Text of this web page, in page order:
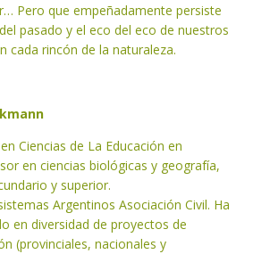
Pero que empeñadamente persiste
pasado y el eco del eco de nuestros
cada rincón de la naturaleza.
Ciencias de La Educación en
en ciencias biológicas y geografía,
y superior.
Argentinos Asociación Civil. Ha
en diversidad de proyectos de
(provinciales, nacionales y